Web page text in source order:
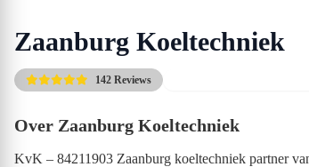
Zaanburg Koeltechniek
142 Reviews
Over Zaanburg Koeltechniek
KvK – 84211903 Zaanburg koeltechniek partner